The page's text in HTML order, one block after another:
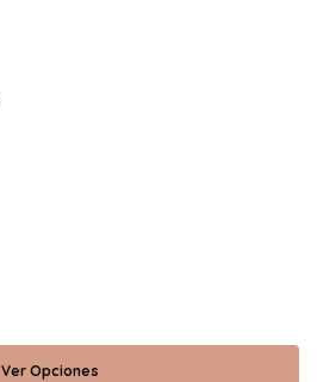
Ver Opciones